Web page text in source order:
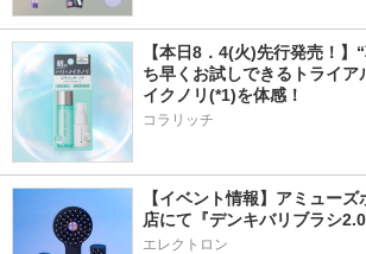
【本日8．4(火)先行発売！】
ち早くお試しできるトライア
イクノリ(*1)を体感！
コラリッチ
【イベント情報】アミュー
店にて『デンキバリブラシ
エレクトロン